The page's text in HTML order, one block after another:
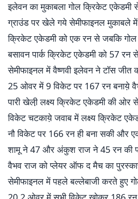
इलेवन का मुकाबला गोल क्रिकेट एकेडमी
ग्राउंड पर खेले गये सेमीफाइनल मुकाबले में
क्रिकेट एकेडमी को एक रन से जबकि
बसावन पार्क क्रिकेट एकेडमी को 57 रन
सेमीफाइनल में वैष्णवी इलेवन ने टॉस
25 ओवर में 9 विकेट पर 167 रन बनाये़
पारी खेली़ लक्ष्य क्रिकेट एकेडमी की ओर
विकेट चटकाये़ जवाब में लक्ष्य क्रिकेट
नौ विकेट पर 166 रन ही बना सकी और
शामू ने 47 और अंकुश राज ने 45 रन की
वैभव राज को प्लेयर ऑफ द मैच का
सेमीफाइनल में पहले बल्लेबाजी करते हुए